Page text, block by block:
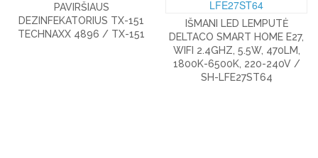
PAVIRŠIAUS
DEZINFEKATORIUS TX-151
TECHNAXX 4896 / TX-151
IŠMANI LED LEMPUTĖ
DELTACO SMART HOME E27,
WIFI 2.4GHZ, 5.5W, 470LM,
1800K-6500K, 220-240V /
SH-LFE27ST64